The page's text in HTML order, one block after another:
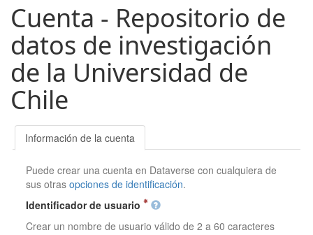
Cuenta - Repositorio de
datos de investigación
de la Universidad de
Chile
Información de la cuenta
Puede crear una cuenta en Dataverse con cualquiera de
sus otrasopciones de identificación.
Identificador de usuario
Crear un nombre de usuario válido de 2 a 60 caracteres